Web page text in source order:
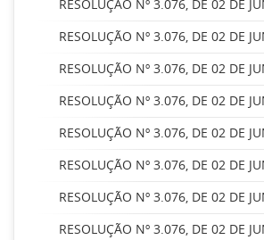
RESOLUÇÃO Nº 3.076, DE 02 DE
RESOLUÇÃO Nº 3.076, DE 02 DE
RESOLUÇÃO Nº 3.076, DE 02 DE
RESOLUÇÃO Nº 3.076, DE 02 DE
RESOLUÇÃO Nº 3.076, DE 02 DE
RESOLUÇÃO Nº 3.076, DE 02 DE
RESOLUÇÃO Nº 3.076, DE 02 DE
RESOLUÇÃO Nº 3.076, DE 02 DE